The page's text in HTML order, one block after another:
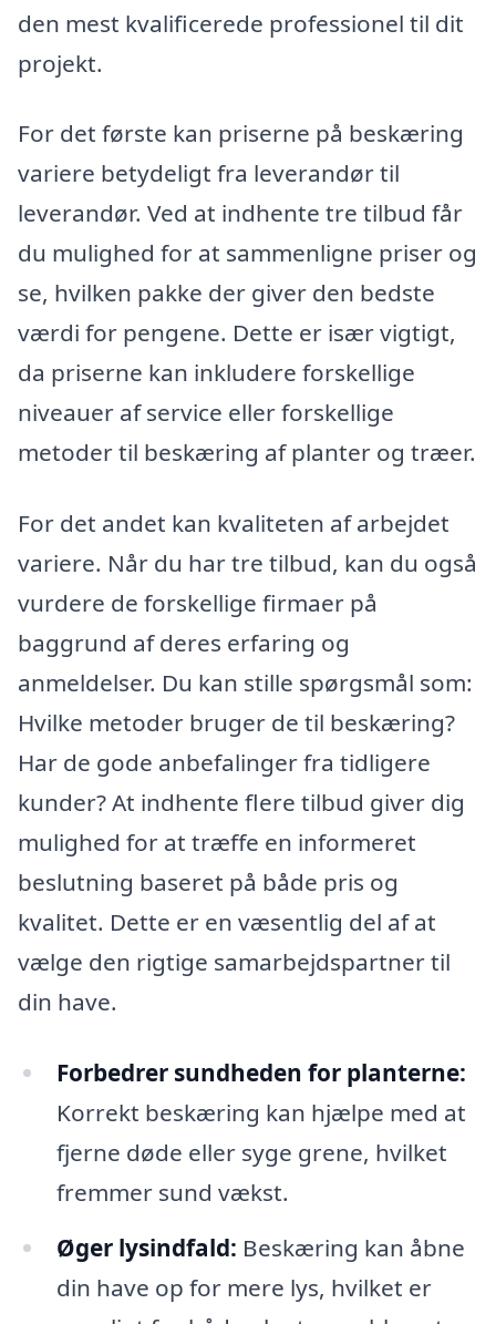
den mest kvalificerede professionel til dit
projekt.
For det første kan priserne på beskæring
variere betydeligt fra leverandør til
leverandør. Ved at indhente tre tilbud får
du mulighed for at sammenligne priser og
se, hvilken pakke der giver den bedste
værdi for pengene. Dette er især vigtigt,
da priserne kan inkludere forskellige
niveauer af service eller forskellige
metoder til beskæring af planter og træer.
For det andet kan kvaliteten af arbejdet
variere. Når du har tre tilbud, kan du også
vurdere de forskellige firmaer på
baggrund af deres erfaring og
anmeldelser. Du kan stille spørgsmål som:
Hvilke metoder bruger de til beskæring?
Har de gode anbefalinger fra tidligere
kunder? At indhente flere tilbud giver dig
mulighed for at træffe en informeret
beslutning baseret på både pris og
kvalitet. Dette er en væsentlig del af at
vælge den rigtige samarbejdspartner til
din have.
Forbedrer sundheden for planterne:
Korrekt beskæring kan hjælpe med at
fjerne døde eller syge grene, hvilket
fremmer sund vækst.
Øger lysindfald: Beskæring kan åbne
din have op for mere lys, hvilket er